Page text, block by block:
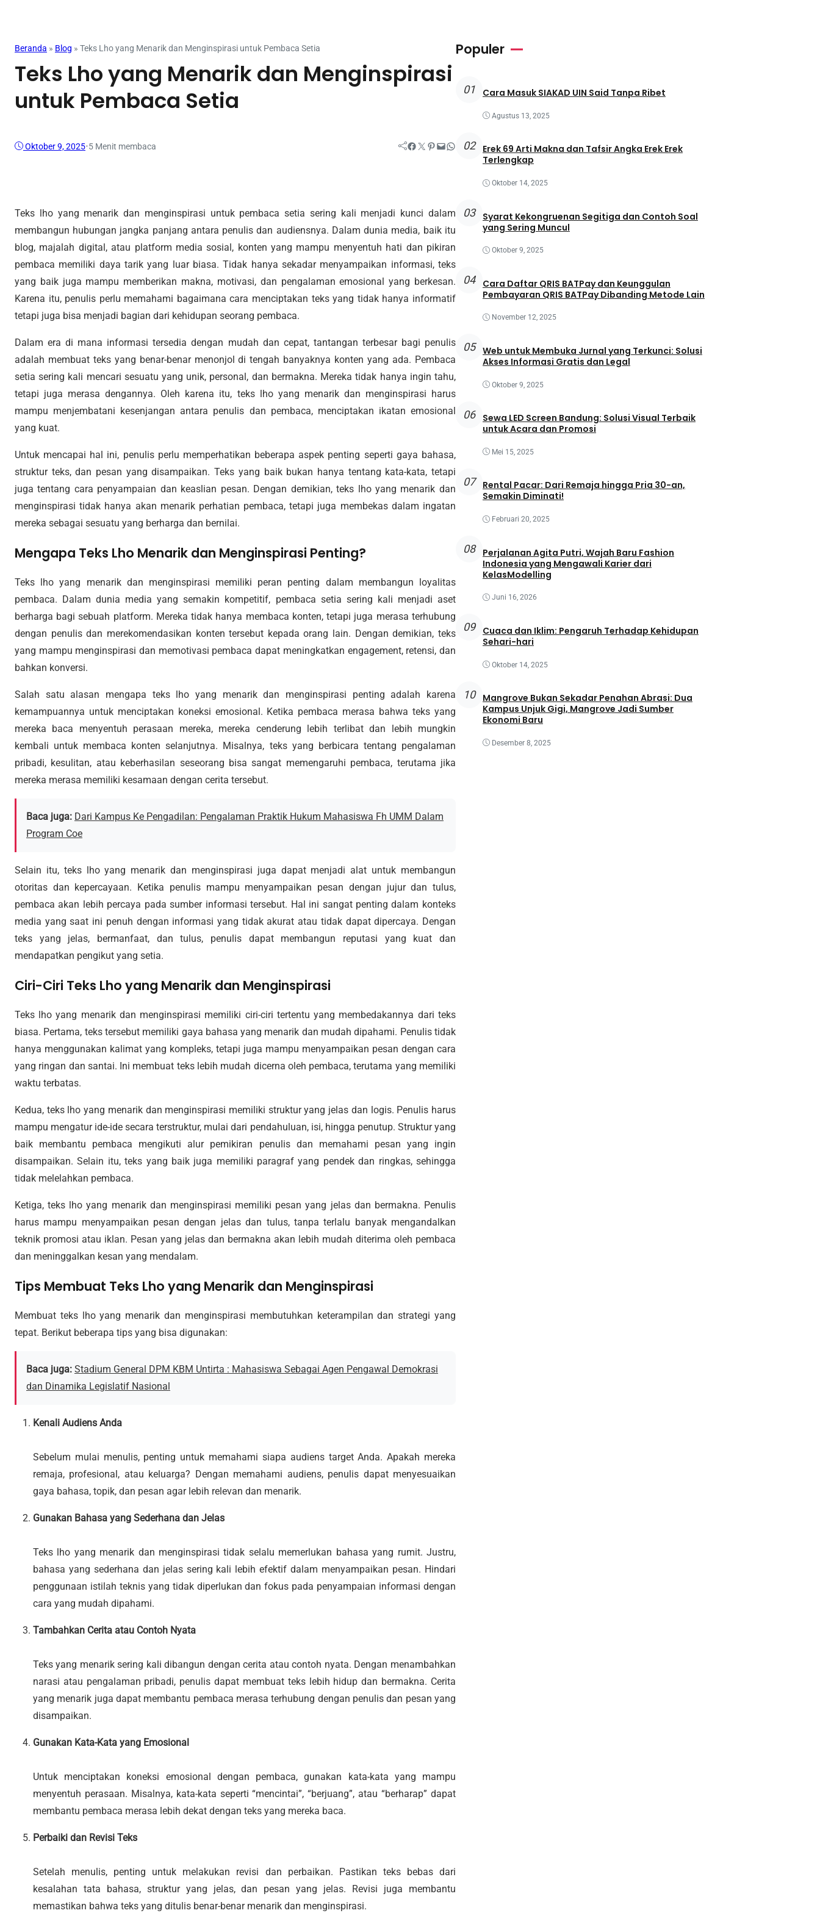
Beranda » Blog » Teks Lho yang Menarik dan Menginspirasi untuk Pembaca Setia
Teks Lho yang Menarik dan Menginspirasi
untuk Pembaca Setia
Oktober 9, 2025•5 Menit membaca Facebook Twitter Pinterest Mail WhatsApp
Teks lho yang menarik dan menginspirasi untuk pembaca setia sering kali menjadi kunci dalam
membangun hubungan jangka panjang antara penulis dan audiensnya. Dalam dunia media, baik itu
blog, majalah digital, atau platform media sosial, konten yang mampu menyentuh hati dan pikiran
pembaca memiliki daya tarik yang luar biasa. Tidak hanya sekadar menyampaikan informasi, teks
yang baik juga mampu memberikan makna, motivasi, dan pengalaman emosional yang berkesan.
Karena itu, penulis perlu memahami bagaimana cara menciptakan teks yang tidak hanya informatif
tetapi juga bisa menjadi bagian dari kehidupan seorang pembaca.
Dalam era di mana informasi tersedia dengan mudah dan cepat, tantangan terbesar bagi penulis
adalah membuat teks yang benar-benar menonjol di tengah banyaknya konten yang ada. Pembaca
setia sering kali mencari sesuatu yang unik, personal, dan bermakna. Mereka tidak hanya ingin tahu,
tetapi juga merasa dengannya. Oleh karena itu, teks lho yang menarik dan menginspirasi harus
mampu menjembatani kesenjangan antara penulis dan pembaca, menciptakan ikatan emosional
yang kuat.
Untuk mencapai hal ini, penulis perlu memperhatikan beberapa aspek penting seperti gaya bahasa,
struktur teks, dan pesan yang disampaikan. Teks yang baik bukan hanya tentang kata-kata, tetapi
juga tentang cara penyampaian dan keaslian pesan. Dengan demikian, teks lho yang menarik dan
menginspirasi tidak hanya akan menarik perhatian pembaca, tetapi juga membekas dalam ingatan
mereka sebagai sesuatu yang berharga dan bernilai.
Mengapa Teks Lho Menarik dan Menginspirasi Penting?
Teks lho yang menarik dan menginspirasi memiliki peran penting dalam membangun loyalitas
pembaca. Dalam dunia media yang semakin kompetitif, pembaca setia sering kali menjadi aset
berharga bagi sebuah platform. Mereka tidak hanya membaca konten, tetapi juga merasa terhubung
dengan penulis dan merekomendasikan konten tersebut kepada orang lain. Dengan demikian, teks
yang mampu menginspirasi dan memotivasi pembaca dapat meningkatkan engagement, retensi, dan
bahkan konversi.
Salah satu alasan mengapa teks lho yang menarik dan menginspirasi penting adalah karena
kemampuannya untuk menciptakan koneksi emosional. Ketika pembaca merasa bahwa teks yang
mereka baca menyentuh perasaan mereka, mereka cenderung lebih terlibat dan lebih mungkin
kembali untuk membaca konten selanjutnya. Misalnya, teks yang berbicara tentang pengalaman
pribadi, kesulitan, atau keberhasilan seseorang bisa sangat memengaruhi pembaca, terutama jika
mereka merasa memiliki kesamaan dengan cerita tersebut.
Baca juga: Dari Kampus Ke Pengadilan: Pengalaman Praktik Hukum Mahasiswa Fh UMM Dalam
Program Coe
Selain itu, teks lho yang menarik dan menginspirasi juga dapat menjadi alat untuk membangun
otoritas dan kepercayaan. Ketika penulis mampu menyampaikan pesan dengan jujur dan tulus,
pembaca akan lebih percaya pada sumber informasi tersebut. Hal ini sangat penting dalam konteks
media yang saat ini penuh dengan informasi yang tidak akurat atau tidak dapat dipercaya. Dengan
teks yang jelas, bermanfaat, dan tulus, penulis dapat membangun reputasi yang kuat dan
mendapatkan pengikut yang setia.
Ciri-Ciri Teks Lho yang Menarik dan Menginspirasi
Teks lho yang menarik dan menginspirasi memiliki ciri-ciri tertentu yang membedakannya dari teks
biasa. Pertama, teks tersebut memiliki gaya bahasa yang menarik dan mudah dipahami. Penulis tidak
hanya menggunakan kalimat yang kompleks, tetapi juga mampu menyampaikan pesan dengan cara
yang ringan dan santai. Ini membuat teks lebih mudah dicerna oleh pembaca, terutama yang memiliki
waktu terbatas.
Kedua, teks lho yang menarik dan menginspirasi memiliki struktur yang jelas dan logis. Penulis harus
mampu mengatur ide-ide secara terstruktur, mulai dari pendahuluan, isi, hingga penutup. Struktur yang
baik membantu pembaca mengikuti alur pemikiran penulis dan memahami pesan yang ingin
disampaikan. Selain itu, teks yang baik juga memiliki paragraf yang pendek dan ringkas, sehingga
tidak melelahkan pembaca.
Ketiga, teks lho yang menarik dan menginspirasi memiliki pesan yang jelas dan bermakna. Penulis
harus mampu menyampaikan pesan dengan jelas dan tulus, tanpa terlalu banyak mengandalkan
teknik promosi atau iklan. Pesan yang jelas dan bermakna akan lebih mudah diterima oleh pembaca
dan meninggalkan kesan yang mendalam.
Tips Membuat Teks Lho yang Menarik dan Menginspirasi
Membuat teks lho yang menarik dan menginspirasi membutuhkan keterampilan dan strategi yang
tepat. Berikut beberapa tips yang bisa digunakan:
Baca juga: Stadium General DPM KBM Untirta : Mahasiswa Sebagai Agen Pengawal Demokrasi
dan Dinamika Legislatif Nasional
Kenali Audiens Anda
Sebelum mulai menulis, penting untuk memahami siapa audiens target Anda. Apakah mereka
remaja, profesional, atau keluarga? Dengan memahami audiens, penulis dapat menyesuaikan
gaya bahasa, topik, dan pesan agar lebih relevan dan menarik.
Gunakan Bahasa yang Sederhana dan Jelas
Teks lho yang menarik dan menginspirasi tidak selalu memerlukan bahasa yang rumit. Justru,
bahasa yang sederhana dan jelas sering kali lebih efektif dalam menyampaikan pesan. Hindari
penggunaan istilah teknis yang tidak diperlukan dan fokus pada penyampaian informasi dengan
cara yang mudah dipahami.
Tambahkan Cerita atau Contoh Nyata
Teks yang menarik sering kali dibangun dengan cerita atau contoh nyata. Dengan menambahkan
narasi atau pengalaman pribadi, penulis dapat membuat teks lebih hidup dan bermakna. Cerita
yang menarik juga dapat membantu pembaca merasa terhubung dengan penulis dan pesan yang
disampaikan.
Gunakan Kata-Kata yang Emosional
Untuk menciptakan koneksi emosional dengan pembaca, gunakan kata-kata yang mampu
menyentuh perasaan. Misalnya, kata-kata seperti “mencintai”, “berjuang”, atau “berharap” dapat
membantu pembaca merasa lebih dekat dengan teks yang mereka baca.
Perbaiki dan Revisi Teks
Setelah menulis, penting untuk melakukan revisi dan perbaikan. Pastikan teks bebas dari
kesalahan tata bahasa, struktur yang jelas, dan pesan yang jelas. Revisi juga membantu
memastikan bahwa teks yang ditulis benar-benar menarik dan menginspirasi.
Populer
01 Cara Masuk SIAKAD UIN Said Tanpa Ribet
Agustus 13, 2025
02
Erek 69 Arti Makna dan Tafsir Angka Erek Erek
Terlengkap
Oktober 14, 2025
03
Syarat Kekongruenan Segitiga dan Contoh Soal
yang Sering Muncul
Oktober 9, 2025
04
Cara Daftar QRIS BATPay dan Keunggulan
Pembayaran QRIS BATPay Dibanding Metode Lain
November 12, 2025
05
Web untuk Membuka Jurnal yang Terkunci: Solusi
Akses Informasi Gratis dan Legal
Oktober 9, 2025
06
Sewa LED Screen Bandung: Solusi Visual Terbaik
untuk Acara dan Promosi
Mei 15, 2025
07
Rental Pacar: Dari Remaja hingga Pria 30-an,
Semakin Diminati!
Februari 20, 2025
08
Perjalanan Agita Putri, Wajah Baru Fashion
Indonesia yang Mengawali Karier dari
KelasModelling
Juni 16, 2026
09
Cuaca dan Iklim: Pengaruh Terhadap Kehidupan
Sehari-hari
Oktober 14, 2025
10
Mangrove Bukan Sekadar Penahan Abrasi: Dua
Kampus Unjuk Gigi, Mangrove Jadi Sumber
Ekonomi Baru
Desember 8, 2025